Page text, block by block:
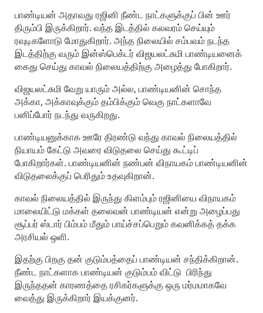
பாண்டியன் அதாவது ரஜினி நீண்ட நாட்களுக்குப் பின் ஊர்
திரும்பி இருக்கிறார். வந்த இடத்தில் கலவரம் செய்யும்
ரவுடிகளோடு மோதுகிறார். அந்த நிலையில் சம்பவம் நடந்த
இடத்திற்கு வரும் இன்ஸ்பெக்டர் விஜயலட்சுமி பாண்டியனைக்
கைது செய்து காவல் நிலையத்திற்கு அழைத்து போகிறார்.
விஜயலட்சுமி வேறு யாரும் அல்ல, பாண்டியனின் சொந்த
அக்கா, அக்காவுக்கும் தம்பிக்கும் வெகு நாட்களாவே
பனிப்போர் நடந்து வருகிறது.
பாண்டியனுக்காக ஊரே திரண்டு வந்து காவல் நிலையத்தில்
நியாயம் கேட்டு அவரை விடுதலை செய்து கூட்டிப்
போகிறார்கள். பாண்டியனின் நண்பன் விநாயகம் பாண்டியனின்
விடுதலைக்குப் பெரிதும் உதவுகிறான்.
காவல் நிலையத்தில் இருந்து கிளம்பும் ரஜினியை விநாயகம்
மாலையிட்டு மக்கள் தலைவன் பாண்டியன் என்று அழைப்பது
சூப்பர் ஸ்டார் பிம்பம் மீதும் பாய்ச்சப்பெறும் கவனிக்கத் தக்க
அரசியல் ஒளி.
இதற்கு பிறகு தன் குடும்பத்தைப் பாண்டியன் சந்திக்கிறான்.
நீண்ட நாட்களாக பாண்டியன் குடும்பம் விட்டு பிரிந்து
இருந்ததன் காரணத்தை ரசிகர்களுக்கு ஒரு மர்மமாகவே
வைத்து இருக்கிறார் இயக்குனர்.